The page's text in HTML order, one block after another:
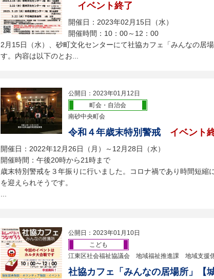
イベント終了
開催日：2023年02月15日（水）
開催時間：10：00～12：00
2月15日（水）、砂町文化センターにて社協カフェ「みんなの居
す。内容は以下のとお...
公開日：2023年01月12日
町会・自治会
南砂中央町会
令和４年歳末特別警戒 イベント
開催日：2022年12月26日（月）～12月28日（水）
開催時間：午後20時から21時まで
歳末特別警戒を３年振りに行いました。コロナ禍であり時間短縮
を迎えられそうです。
公開日：2023年01月10日
こども
江東区社会福祉協議会 地域福祉推進課 地域支援
社協カフェ「みんなの居場所」【